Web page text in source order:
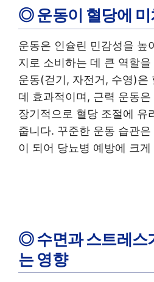
◎ 운동이 혈당에 미
운동은 인슐린 민감성을 높
지로 소비하는 데 큰 역할
운동(걷기, 자전거, 수영)은
데 효과적이며, 근력 운동
장기적으로 혈당 조절에 유
줍니다. 꾸준한 운동 습관
이 되어 당뇨병 예방에 크
◎ 수면과 스트레스
는 영향